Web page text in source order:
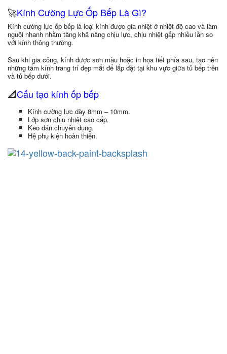
🚀Kính Cường Lực Ốp Bếp Là Gì?
Kính cường lực ốp bếp là loại kính được gia nhiệt ở nhiệt độ cao và làm
nguội nhanh nhằm tăng khả năng chịu lực, chịu nhiệt gấp nhiều lần so
với kính thông thường.
Sau khi gia công, kính được sơn màu hoặc in họa tiết phía sau, tạo nên
những tấm kính trang trí đẹp mắt để lắp đặt tại khu vực giữa tủ bếp trên
và tủ bếp dưới.
📐Cấu tạo kính ốp bếp
Kính cường lực dày 8mm – 10mm.
Lớp sơn chịu nhiệt cao cấp.
Keo dán chuyên dụng.
Hệ phụ kiện hoàn thiện.